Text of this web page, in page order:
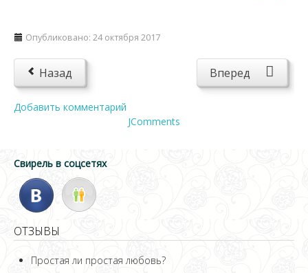
Опубликовано: 24 октября 2017
Назад Вперед
Добавить комментарий
JComments
Свирель в соцсетях
ОТЗЫВЫ
Простая ли простая любовь?